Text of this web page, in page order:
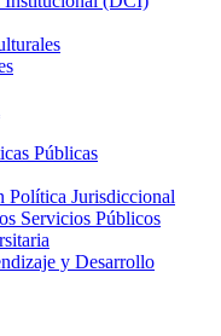
Públicas
Política Jurisdiccional
Servicios Públicos
y Desarrollo